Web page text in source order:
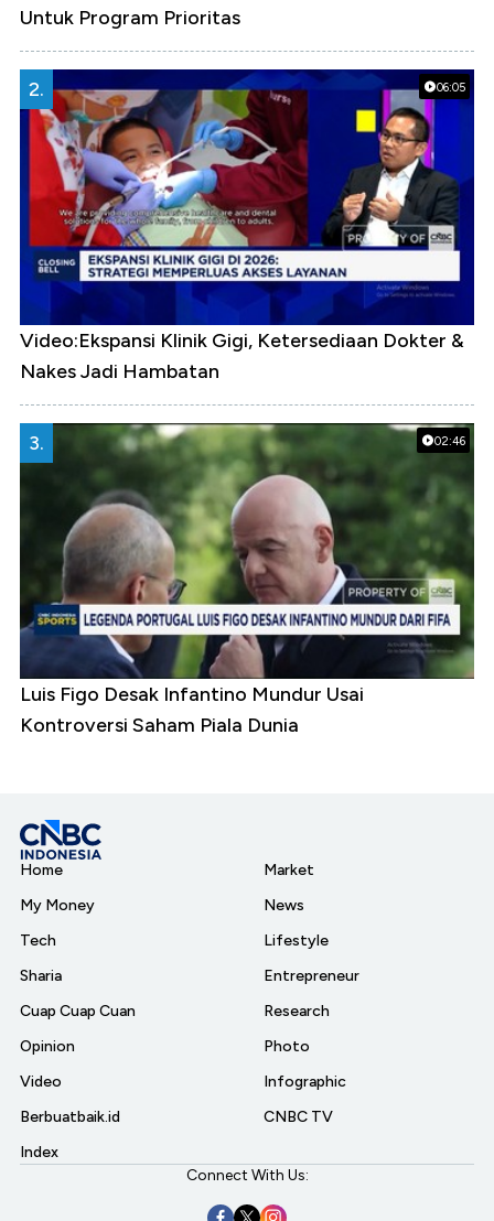
Untuk Program Prioritas
06:05
2.
Video:Ekspansi Klinik Gigi, Ketersediaan Dokter &
Nakes Jadi Hambatan
02:46
3.
Luis Figo Desak Infantino Mundur Usai
Kontroversi Saham Piala Dunia
Home
My Money
Tech
Sharia
Cuap Cuap Cuan
Opinion
Video
Berbuatbaik.id
Index
Market
News
Lifestyle
Entrepreneur
Research
Photo
Infographic
CNBC TV
Connect With Us: